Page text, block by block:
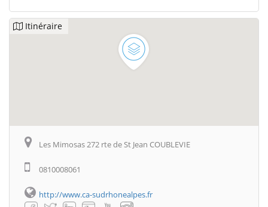
Itinéraire
Les Mimosas 272 rte de St Jean COUBLEVIE
0810008061
http://www.ca-sudrhonealpes.fr